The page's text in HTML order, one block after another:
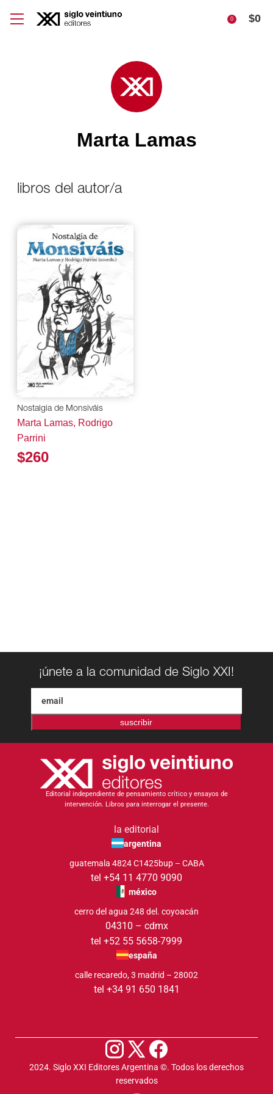
0 $0
Marta Lamas
libros del autor/a
Nostalgia de Monsiváis
Marta Lamas, Rodrigo
Parrini
$260
¡únete a la comunidad de Siglo XXI!
suscribir
Editorial independiente de pensamiento crítico y ensayos de
intervención. Libros para interrogar el presente.
la editorial
argentina
guatemala 4824 C1425bup – CABA
tel +54 11 4770 9090
méxico
cerro del agua 248 del. coyoacán
04310 – cdmx
tel +52 55 5658-7999
españa
calle recaredo, 3 madrid – 28002
tel +34 91 650 1841
2024. Siglo XXI Editores Argentina ©️. Todos los derechos
reservados